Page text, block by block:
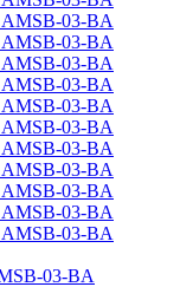
03-BA